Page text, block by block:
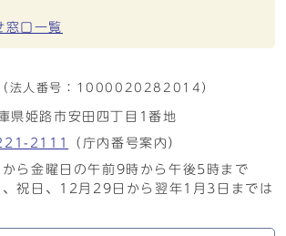
窓口一覧
（法人番号： 1000020282014）
姫路市安田四丁目1番地
2111
（庁内番号案内）
ら金曜日の午前9時から午後5時まで
、祝日、12月29日から翌年1月3日までは